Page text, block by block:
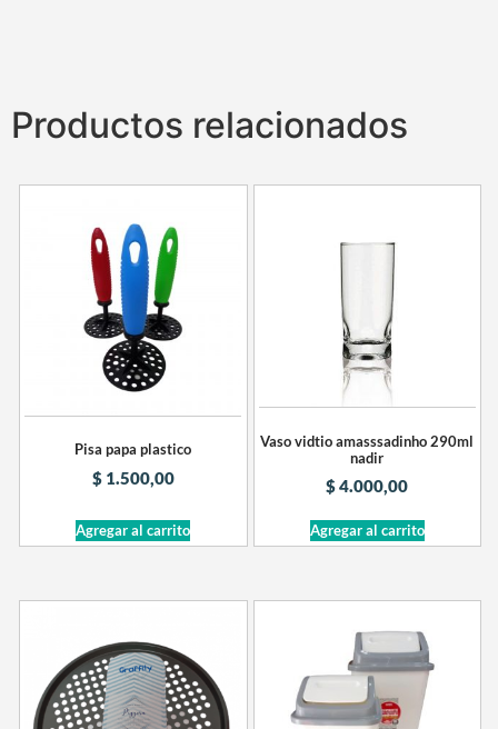
Productos relacionados
Pisa papa plastico
$1.500,00
Agregar al carrito
Vaso vidtio amasssadinho 290ml
nadir
$4.000,00
Agregar al carrito